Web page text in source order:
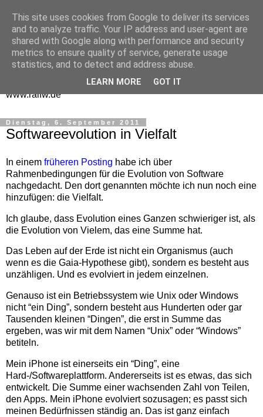
One Man Think Tank
Gedanken
Spontanes und Überlegtes aus meinem "Denkraum" -
www.ralfw.de
Dienstag, 6. September 2011
Softwareevolution in Vielfalt
In einem früheren Posting habe ich über
Rahmenbedingungen für die Evolution von Software
nachgedacht. Den dort genannten möchte ich nun noch eine
hinzufügen: die Vielfalt.
Ich glaube, dass Evolution eines Ganzen schwieriger ist, als
die Evolution von Vielem, das eine Summe hat.
Das Leben auf der Erde ist nicht ein Organismus (auch
wenn es die Gaia-Hypothese gibt), sondern es besteht aus
unzähligen. Und es evolviert in jedem einzelnen.
Genauso ist ein Betriebssystem wie Unix oder Windows
nicht “ein Ding”, sondern besteht aus Hunderten oder gar
Tausenden kleinen “Dingen”, die erst in Summe das
ergeben, was wir mit dem Namen “Unix” oder “Windows”
betiteln.
Mein iPhone ist einerseits ein “Ding”, eine
Hard-/Softwareplattform. Andererseits ist es etwas, das sich
entwickelt. Die Summe einer wachsenden Zahl von Teilen,
den Apps. Mein iPhone evolviert sozusagen; es passt sich
meinen Bedürfnissen ständig an. Das ist ganz einfach
This site uses cookies from Google to deliver its services
and to analyze traffic. Your IP address and user-agent are
shared with Google along with performance and security
metrics to ensure quality of service, generate usage
statistics, and to detect and address abuse.
LEARN MORE GOT IT